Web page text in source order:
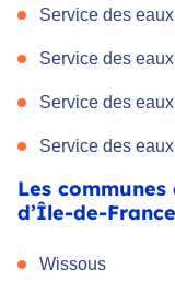
Service des
Service des
Service des
Service des
Les
d’Île-de-France
Wissous